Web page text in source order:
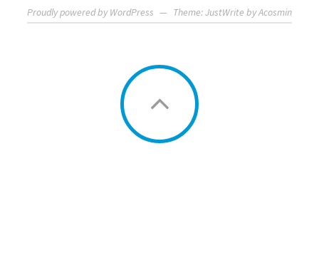
Proudly powered by WordPress — Theme: JustWrite byAcosmin